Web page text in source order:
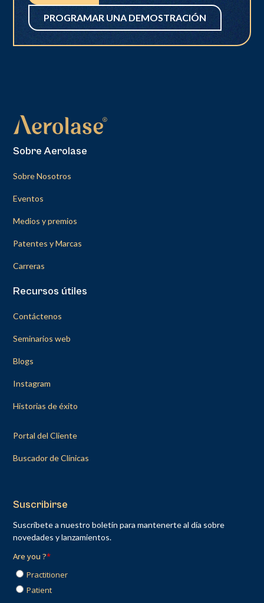
PROGRAMAR UNA DEMOSTRACIÓN
Sobre Aerolase
Sobre Nosotros
Eventos
Medios y premios
Patentes y Marcas
Carreras
Recursos útiles
Contáctenos
Seminarios web
Blogs
Instagram
Historias de éxito
Portal del Cliente
Buscador de Clínicas
Suscribirse
Suscríbete a nuestro boletín para mantenerte al día sobre
novedades y lanzamientos.